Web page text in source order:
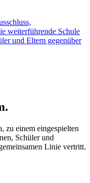
weiterführende Schule
und Eltern gegenüber
zu einem eingespielten
Schüler und
Linie vertritt.